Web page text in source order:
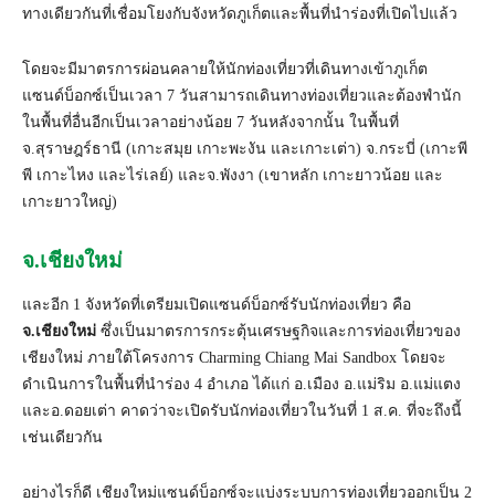
ทางเดียวกันที่เชื่อมโยงกับจังหวัดภูเก็ตและพื้นที่นำร่องที่เปิดไปแล้ว
โดยจะมีมาตรการผ่อนคลายให้นักท่องเที่ยวที่เดินทางเข้าภูเก็ต
แซนด์บ็อกซ์เป็นเวลา 7 วันสามารถเดินทางท่องเที่ยวและต้องพำนัก
ในพื้นที่อื่นอีกเป็นเวลาอย่างน้อย 7 วันหลังจากนั้น ในพื้นที่
จ.สุราษฎร์ธานี (เกาะสมุย เกาะพะงัน และเกาะเต่า) จ.กระบี่ (เกาะพี
พี เกาะไหง และไร่เลย์) และจ.พังงา (เขาหลัก เกาะยาวน้อย และ
เกาะยาวใหญ่)
จ.เชียงใหม่
และอีก 1 จังหวัดที่เตรียมเปิดแซนด์บ็อกซ์รับนักท่องเที่ยว คือ
จ.เชียงใหม่ ซึ่งเป็นมาตรการกระตุ้นเศรษฐกิจและการท่องเที่ยวของ
เชียงใหม่ ภายใต้โครงการ Charming Chiang Mai Sandbox โดยจะ
ดำเนินการในพื้นที่นำร่อง 4 อำเภอ ได้แก่ อ.เมือง อ.แม่ริม อ.แม่แตง
และอ.ดอยเต่า คาดว่าจะเปิดรับนักท่องเที่ยวในวันที่ 1 ส.ค. ที่จะถึงนี้
เช่นเดียวกัน
อย่างไรก็ดี เชียงใหม่แซนด์บ็อกซ์จะแบ่งระบบการท่องเที่ยวออกเป็น 2